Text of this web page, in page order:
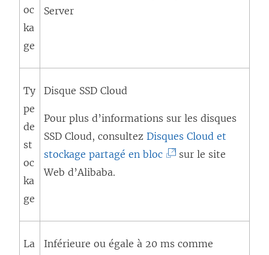
oc
ka
ge
Server
Ty
pe
de
st
oc
ka
ge
Disque SSD Cloud
Pour plus d’informations sur les disques
SSD Cloud, consultez Disques Cloud et
stockage partagé en bloc(
e
sur le site
Web d’Alibaba.
La
Inférieure ou égale à 20 ms comme